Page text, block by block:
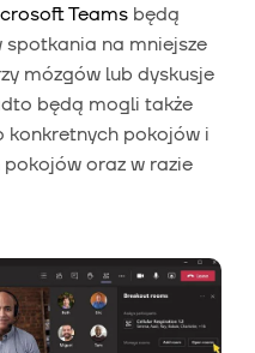
Teams będą
na mniejsze
mózgów lub dyskusje
będą mogli także
konkretnych pokojów i
oraz w razie